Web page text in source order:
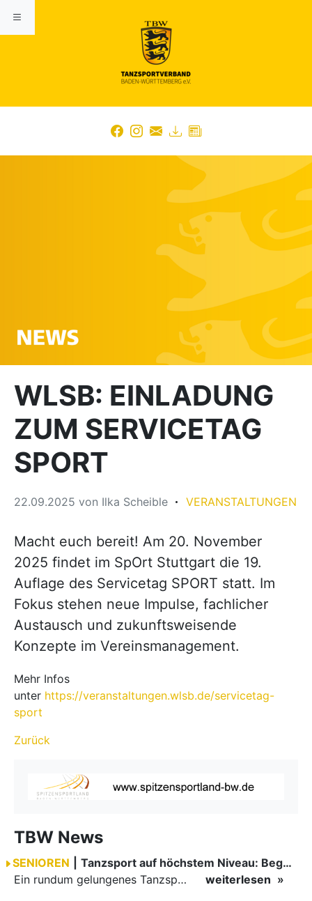
WLSB: EINLADUNG
ZUM SERVICETAG
SPORT
22.09.2025 von Ilka Scheible VERANSTALTUNGEN
Macht euch bereit! Am 20. November
2025 findet im SpOrt Stuttgart die 19.
Auflage des Servicetag SPORT statt. Im
Fokus stehen neue Impulse, fachlicher
Austausch und zukunftsweisende
Konzepte im Vereinsmanagement.
Mehr Infos
unter https://veranstaltungen.wlsb.de/servicetag-
sport
Zurück
TBW News
SENIOREN
Tanzsport auf höchstem Niveau: Begeisterung bei den Turnieren in…
Ein rundum gelungenes Tanzsport-Wochenende liegt hinter den Paaren und Organisatoren in Enzklösterle. Am 1. und 2. August 2026 verwandelte sich die Festhalle wieder in einen lebendigen Mittelpunkt des…
weiterlesen